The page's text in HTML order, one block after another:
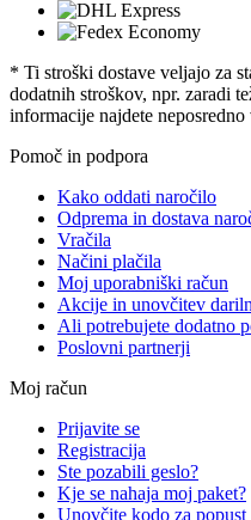
* Ti stroški dostave veljajo za
dodatnih stroškov, npr. zaradi
informacije najdete
Pomoč in podpora
Kako oddati naročilo
Odprema in dostava
Vračila
Načini plačila
Moj uporabniški račun
Akcije in unovčitev
Ali potrebujete dodatno
Poslovni partnerji
Moj račun
Prijavite se
Registracija
Ste pozabili geslo?
Kje se nahaja moj paket?
Unovčite kodo za popust